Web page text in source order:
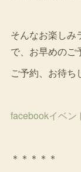
そんなお楽しみ
で、お早めのご
ご予約、お待ち
facebookイベン
＊＊＊＊＊